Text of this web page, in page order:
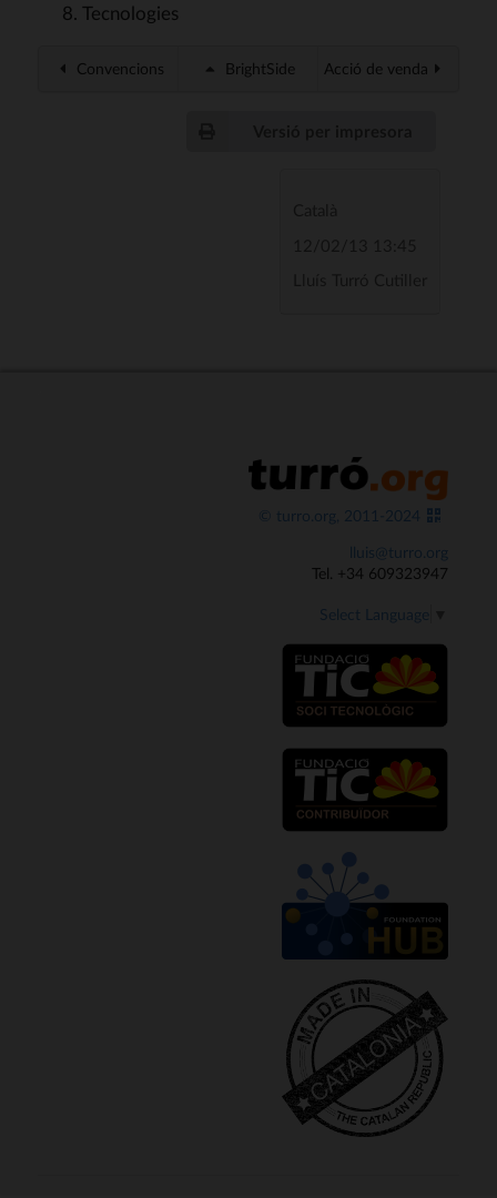
Tecnologies
Convencions BrightSide Acció de venda
© turro.org, 2011-2024
lluis@turro.org
Tel. +34 609323947
Select Language